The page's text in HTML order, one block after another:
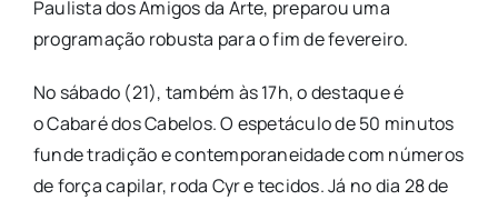
Paulista dos Amigos da Arte, preparou uma
programação robusta para o fim de fevereiro.
No sábado (21), também às 17h, o destaque é
o Cabaré dos Cabelos. O espetáculo de 50 minutos
funde tradição e contemporaneidade com números
de força capilar, roda Cyr e tecidos. Já no dia 28 de